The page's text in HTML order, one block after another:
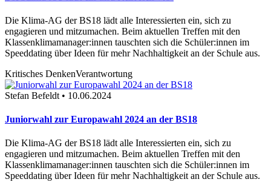
Die Klima-AG der BS18 lädt alle Interessierten ein, sich zu
engagieren und mitzumachen. Beim aktuellen Treffen mit den
Klassenklimamanager:innen tauschten sich die Schüler:innen im
Speeddating über Ideen für mehr Nachhaltigkeit an der Schule aus.
Kritisches DenkenVerantwortung
Stefan Befeldt • 10.06.2024
Juniorwahl zur Europawahl 2024 an der BS18
Die Klima-AG der BS18 lädt alle Interessierten ein, sich zu
engagieren und mitzumachen. Beim aktuellen Treffen mit den
Klassenklimamanager:innen tauschten sich die Schüler:innen im
Speeddating über Ideen für mehr Nachhaltigkeit an der Schule aus.